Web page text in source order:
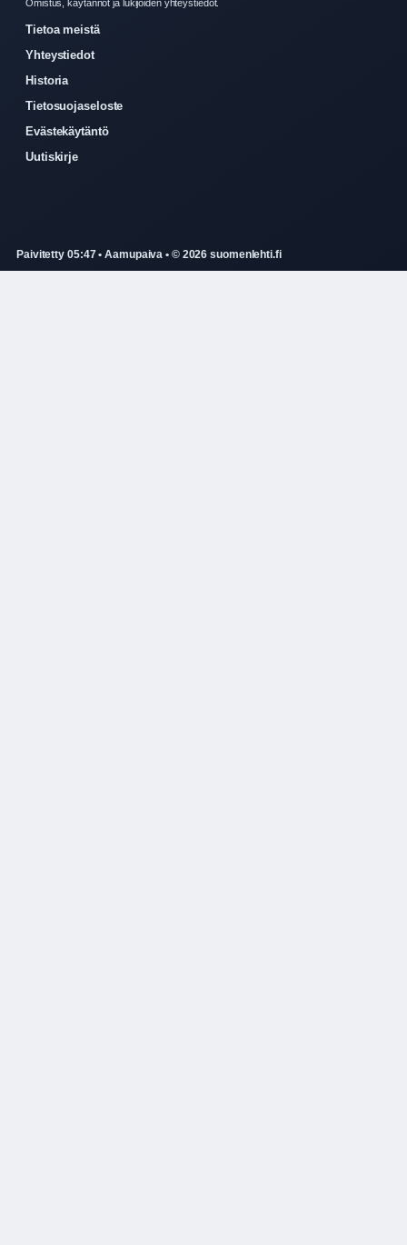
Omistus, kaytannot ja lukijoiden yhteystiedot.
Tietoa meistä
Yhteystiedot
Historia
Tietosuojaseloste
Evästekäytäntö
Uutiskirje
Paivitetty 05:47 • Aamupaiva • © 2026 suomenlehti.fi